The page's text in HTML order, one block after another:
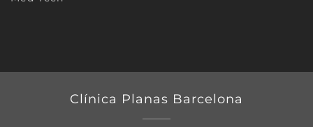
Clínica Planas Barcelona